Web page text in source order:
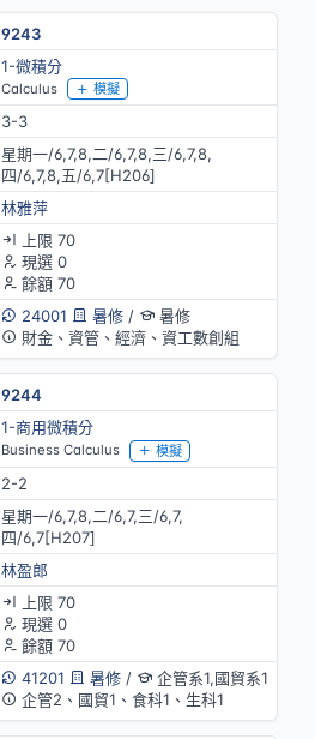
9243
1-微積分
Calculus 模擬
3-3
星期一/6,7,8,二/6,7,8,三/6,7,8,
四/6,7,8,五/6,7[H206]
林雅萍
上限 70
現選 0
餘額 70
24001
暑修/
暑修
財金、資管、經濟、資工數創組
9244
1-商用微積分
Business Calculus 模擬
2-2
星期一/6,7,8,二/6,7,三/6,7,
四/6,7[H207]
林盈郎
上限 70
現選 0
餘額 70
41201
暑修/
企管系1,國貿系1
企管2、國貿1、食科1、生科1